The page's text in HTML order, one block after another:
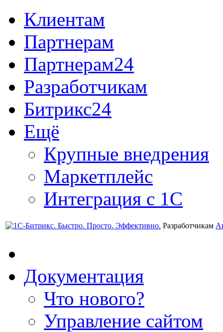
Клиентам
Партнерам
Партнерам24
Разработчикам
Битрикс24
Ещё
Крупные внедрения
Маркетплейс
Интеграция с 1С
Разработчикам
Документация
Что нового?
Управление сайтом